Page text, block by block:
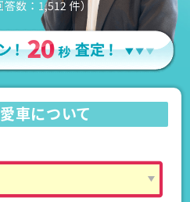
車について